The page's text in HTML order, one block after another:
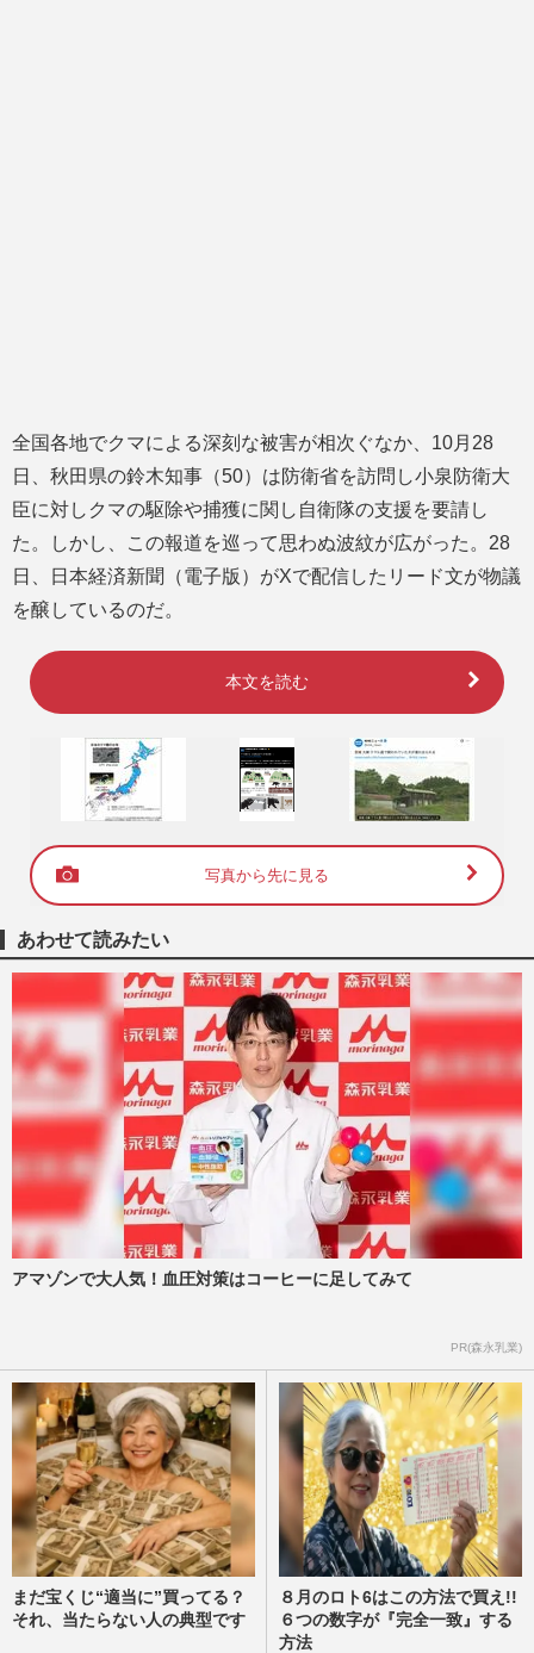
全国各地でクマによる深刻な被害が相次ぐなか、10月28
日、秋田県の鈴木知事（50）は防衛省を訪問し小泉防衛大
臣に対しクマの駆除や捕獲に関し自衛隊の支援を要請し
た。しかし、この報道を巡って思わぬ波紋が広がった。28
日、日本経済新聞（電子版）がXで配信したリード文が物議
を醸しているのだ。
本文を読む
写真から先に見る
あわせて読みたい
アマゾンで大人気！血圧対策はコーヒーに足してみて
PR(森永乳業)
まだ宝くじ“適当に”買ってる？
それ、当たらない人の典型です
８月のロト6はこの方法で買え!!
６つの数字が『完全一致』する
方法